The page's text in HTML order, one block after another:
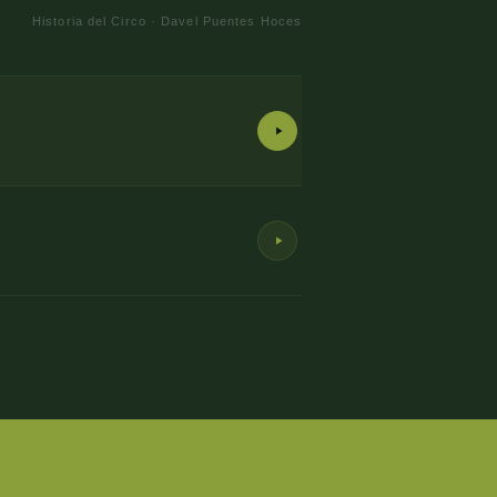
Historia del Circo · Davel Puentes Hoces